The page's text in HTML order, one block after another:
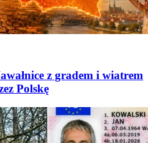
z gradem i wiatrem
Polskę